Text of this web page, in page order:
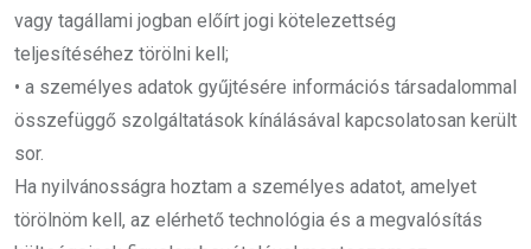
vagy tagállami jogban előírt jogi kötelezettség
teljesítéséhez törölni kell;
• a személyes adatok gyűjtésére információs társadalommal
összefüggő szolgáltatások kínálásával kapcsolatosan került
sor.
Ha nyilvánosságra hoztam a személyes adatot, amelyet
törölnöm kell, az elérhető technológia és a megvalósítás